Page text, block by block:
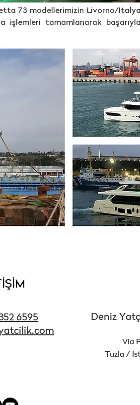
73 modellerimizin Livorno/
işlemleri tamamlanarak
6595
Deniz
Via
Tuzla /